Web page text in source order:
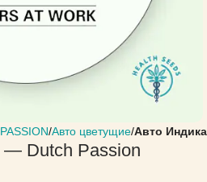
Авто цветущие Авто Индика
— Dutch Passion